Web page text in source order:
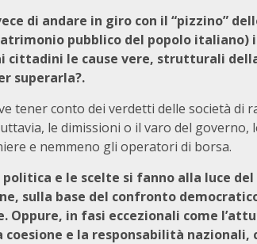
di andare in giro con il “pizzino”
pubblico del popolo italiano)
cittadini le cause vere, strutturali
superarla?.
tener conto dei verdetti delle società
le dimissioni o il varo del
e nemmeno gli operatori di borsa.
e le scelte si fanno alla luce
sulla base del confronto
Oppure, in fasi eccezionali come
coesione e la responsabilità